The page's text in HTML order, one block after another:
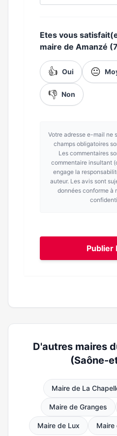
Etes vous
maire de Amanzé
👍 Oui 😐
👎 Non
Votre adresse e-mail ne
champs obligatoires
Les commentaires
commentaire insultant
engage la
auteur. Les avis sont
données conforme à
Publier
D'autres maires
(Saône-
Maire de La
Maire de Granges
Maire de Lux Maire